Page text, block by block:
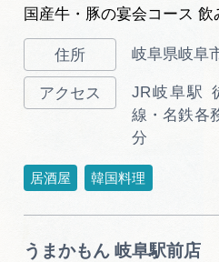
国産牛・豚の宴会コース
岐阜県岐阜
JR岐阜駅
線・名鉄各
分
居酒屋 韓国料理
うまかもん 岐阜駅前店